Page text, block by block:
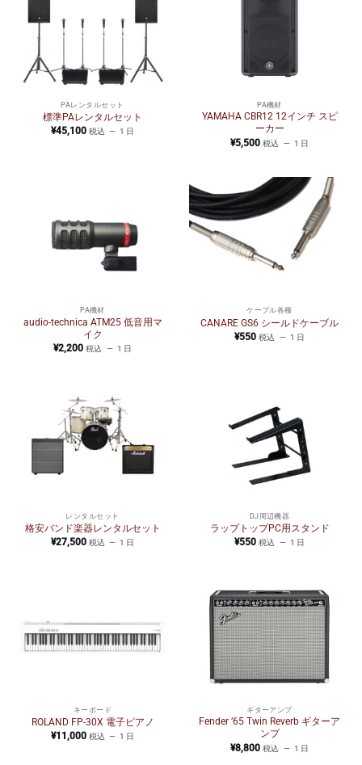
PAレンタルセット
標準PAレンタルセット
¥45,100 税込 1 日
PA機材
YAMAHA CBR12 12インチ スピ
ーカー
¥5,500 税込 1 日
PA機材
audio-technica ATM25 低音用マ
イク
¥2,200 税込 1 日
ケーブル各種
CANARE GS6 シールドケーブル
¥550 税込 1 日
レンタルセット
格安バンド楽器レンタルセット
¥27,500 税込 1 日
DJ周辺機器
ラップトップPC用スタンド
¥550 税込 1 日
キーボード
ROLAND FP-30X 電子ピアノ
¥11,000 税込 1 日
ギターアンプ
Fender ’65 Twin Reverb ギターア
ンプ
¥8,800 税込 1 日